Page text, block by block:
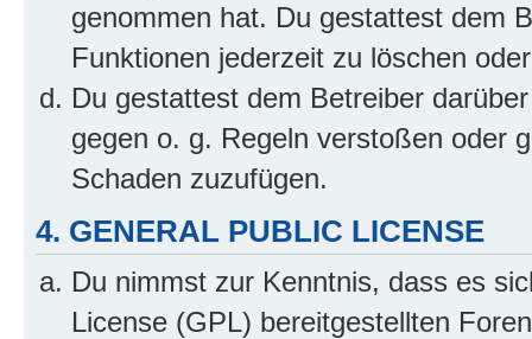
genommen hat. Du gestattest dem
Funktionen jederzeit zu löschen
Du gestattest dem Betreiber
gegen o. g. Regeln verstoßen oder
Schaden zuzufügen.
4. GENERAL PUBLIC LICENSE
Du nimmst zur Kenntnis, dass es
License (GPL) bereitgestellten